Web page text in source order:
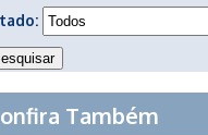
Também